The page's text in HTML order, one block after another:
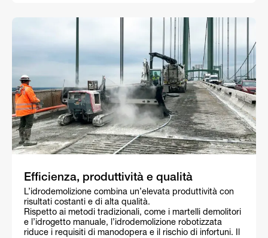
Efficienza, produttività e qualità
L’idrodemolizione combina un’elevata produttività con
risultati costanti e di alta qualità.
Rispetto ai metodi tradizionali, come i martelli demolitori
e l’idrogetto manuale, l’idrodemolizione robotizzata
riduce i requisiti di manodopera e il rischio di infortuni. Il